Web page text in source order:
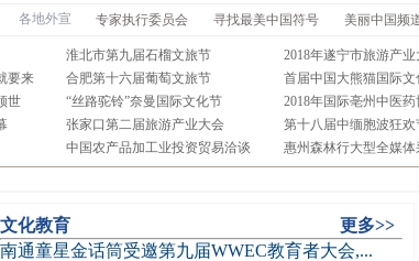
文化教育
更多>>
南通童星金话筒受邀第九届WWEC教育者大会,...